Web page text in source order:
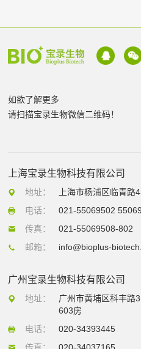
如欲了解更多
请扫描宝录生物微信二维码！
上海宝录生物科技有限公司
地址：
上海市杨浦区临青路
电话：
021-55069502
传真：
021-55069508-802
邮箱：
info@bioplus-
广州宝录生物科技有限公司
地址：
广州市黄埔区科丰路
603房
电话：
020-34393445